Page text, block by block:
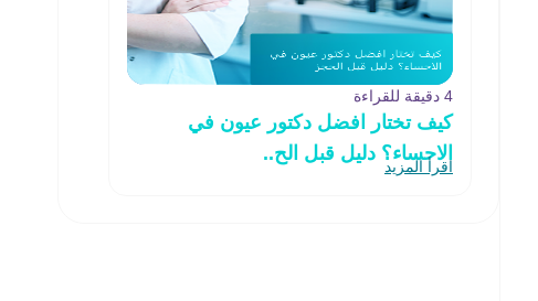
4 دقيقة للقراءة
كيف تختار افضل دكتور عيون في
الاحساء؟ دليل قبل الح..
اقرأ المزيد